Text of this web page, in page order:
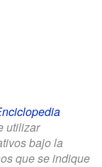
utilizar
bajo la
que se indique